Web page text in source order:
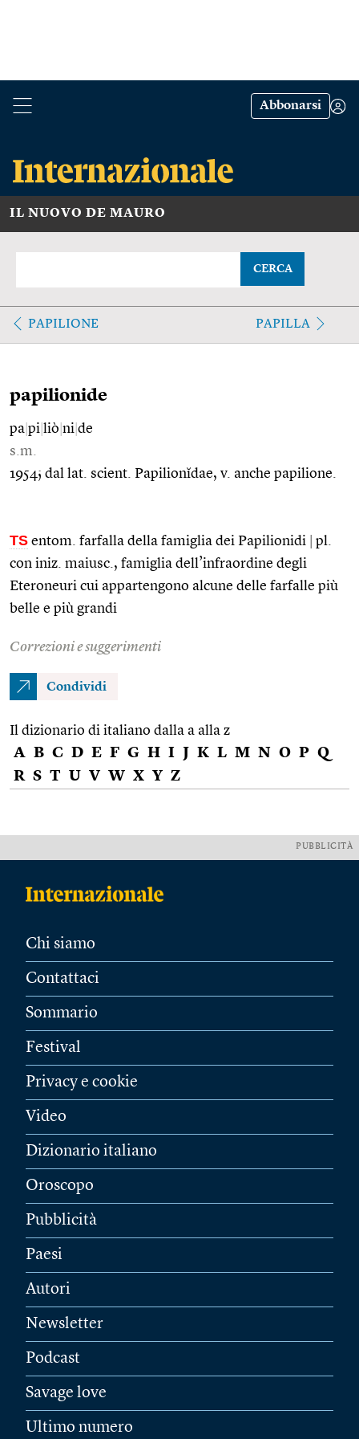
Abbonarsi
IL NUOVO DE MAURO
CERCA
PAPILIONE PAPILLA
papilionide
pa pi liò ni de
s.m.
1954; dal lat. scient. Papilionĭdae, v. anche papilione.
TS entom. farfalla della famiglia dei Papilionidi
pl.
con iniz. maiusc., famiglia dell’infraordine degli
Eteroneuri cui appartengono alcune delle farfalle più
belle e più grandi
Correzioni e suggerimenti
Condividi
Il dizionario di italiano dalla a alla z
A B C D E F G H I J K L M N O P Q
R S T U V W X Y Z
PUBBLICITÀ
Chi siamo
Contattaci
Sommario
Festival
Privacy e cookie
Video
Dizionario italiano
Oroscopo
Pubblicità
Paesi
Autori
Newsletter
Podcast
Savage love
Ultimo numero